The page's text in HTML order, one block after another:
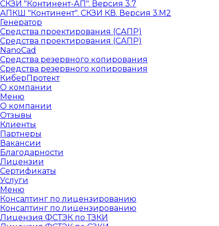
СКЗИ "Континент-АП". Версия 3.7
АПКШ "Континент". СКЗИ КВ. Версия 3.М2
Генератор
Средства проектирования (САПР)
Средства проектирования (САПР)
NanoCad
Средства резервного копирования
Средства резервного копирования
КиберПротект
О компании
Меню
О компании
Отзывы
Клиенты
Партнеры
Вакансии
Благодарности
Лицензии
Сертификаты
Услуги
Меню
Консалтинг по лицензированию
Консалтинг по лицензированию
Лицензия ФСТЭК по ТЗКИ